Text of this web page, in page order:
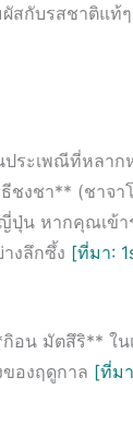
สกับรสชาติแท้
ระเพณีที่หลาก
ชงชา** (ชาจา
ปุ่น หากคุณเข้า
งลึกซึ้ง [ที่มา:
อน มัตสึริ** ใน
องฤดูกาล [ที่ม